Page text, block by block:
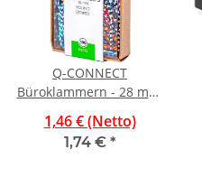
Q-CONNECT
Büroklammern - 28 mm,
1,46 € (Netto)
1,74 € *